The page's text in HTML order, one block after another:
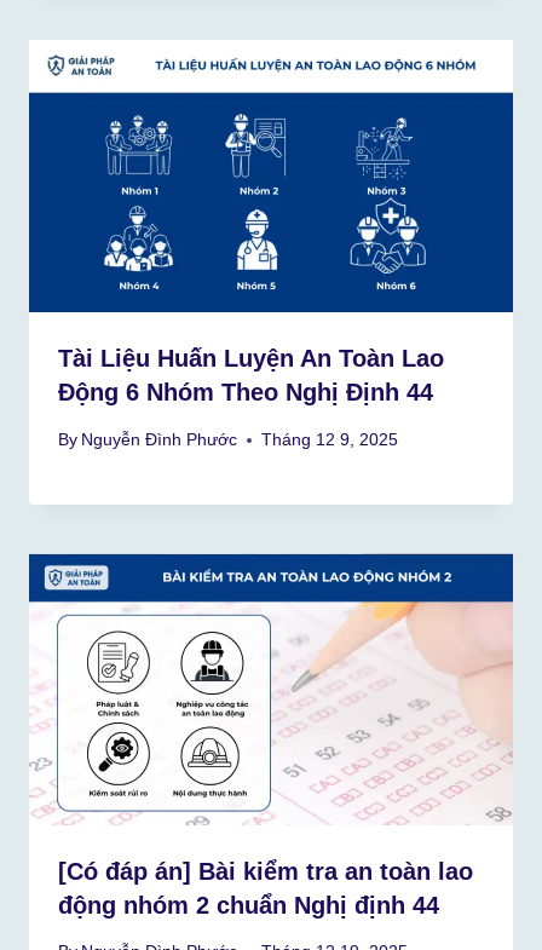
Tài Liệu Huấn Luyện An Toàn Lao
Động 6 Nhóm Theo Nghị Định 44
By Nguyễn Đình Phước Tháng 12 9, 2025
[Có đáp án] Bài kiểm tra an toàn lao
động nhóm 2 chuẩn Nghị định 44